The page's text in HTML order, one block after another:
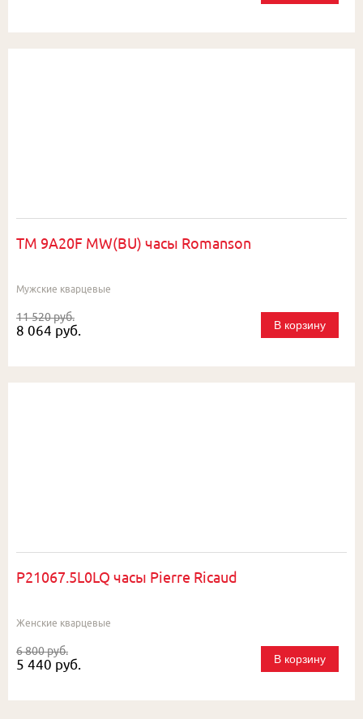
TM 9A20F MW(BU) часы Romanson
Мужские кварцевые
11 520 руб.
8 064 руб. В корзину
P21067.5L0LQ часы Pierre Ricaud
Женские кварцевые
6 800 руб.
5 440 руб. В корзину